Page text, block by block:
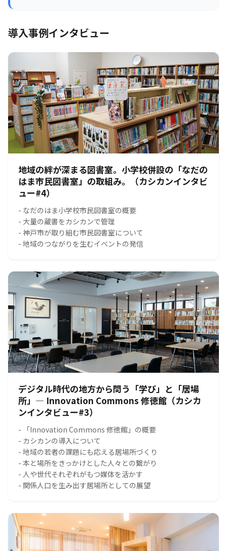
導入事例インタビュー
地域の絆が深まる図書室。小学校併設の「なだの
はま市民図書室」の取組み。（カシカンインタビ
ュー#4）
- なだのはま小学校市民図書室の概要
- 大量の蔵書をカシカンで管理
- 神戸市が取り組む市民図書室について
- 地域のつながりを生むイベントの発信
デジタル時代の地方から問う「学び」と「居場
所」― Innovation Commons 修徳館（カシカ
ンインタビュー#3）
- 「Innovation Commons 修徳館」の概要
- カシカンの導入について
- 地域の若者の課題にも応える居場所づくり
- 本と場所をきっかけとした人々との繋がり
- 人や世代それぞれがもつ媒体を活かす
- 関係人口を生み出す居場所としての展望